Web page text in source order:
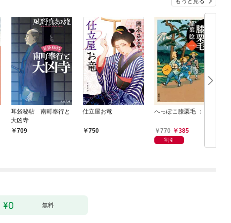
耳袋秘帖 南町奉行と
大凶寺
709
仕立屋お竜
750
へっぽこ膝栗毛 ： 1
770 385
割引
無料